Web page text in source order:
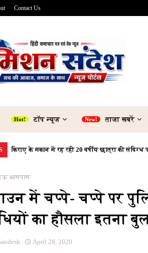
Contact Us
टॉप न्यूज ताजा खबरें
किराए के मकान में रह रही 20 वर्षीय छात्रा की
आसपास
में चप्पे- चप्पे पर
का हौसला इतना
April 28, 2020